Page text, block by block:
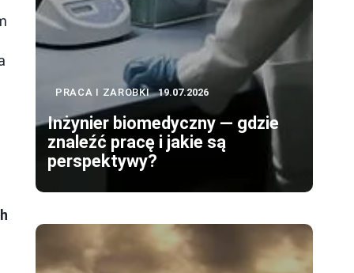
PRACA I ZAROBKI 19.07.2026
Inżynier biomedyczny — gdzie
znaleźć pracę i jakie są
perspektywy?